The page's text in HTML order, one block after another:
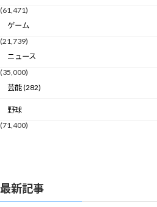
(61,471)
ゲーム
(21,739)
ニュース
(35,000)
芸能 (282)
野球
(71,400)
最新記事